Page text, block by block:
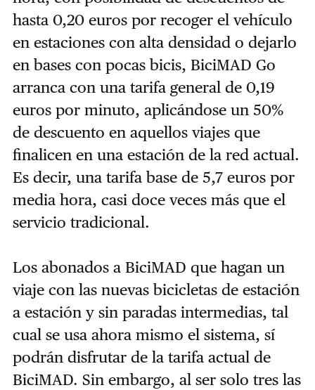
hasta 0,20 euros por recoger el vehículo
en estaciones con alta densidad o dejarlo
en bases con pocas bicis, BiciMAD Go
arranca con una tarifa general de 0,19
euros por minuto, aplicándose un 50%
de descuento en aquellos viajes que
finalicen en una estación de la red actual.
Es decir, una tarifa base de 5,7 euros por
media hora, casi doce veces más que el
servicio tradicional.
Los abonados a BiciMAD que hagan un
viaje con las nuevas bicicletas de estación
a estación y sin paradas intermedias, tal
cual se usa ahora mismo el sistema, sí
podrán disfrutar de la tarifa actual de
BiciMAD. Sin embargo, al ser solo tres las